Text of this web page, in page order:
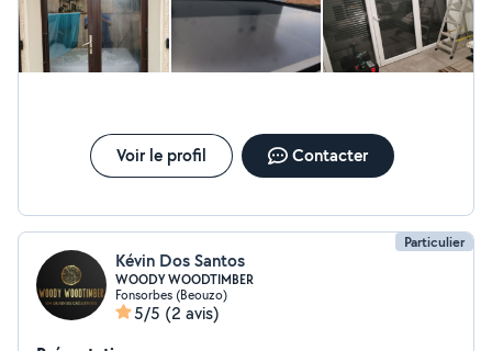
Voir le profil Contacter
Particulier
Kévin Dos Santos
WOODY WOODTIMBER
Fonsorbes (Beouzo)
5/5 (2 avis)